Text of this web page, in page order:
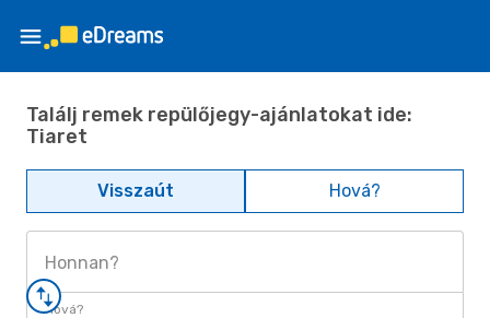
Találj remek repülőjegy-ajánlatokat ide:
Tiaret
Visszaút Hová?
Honnan?
Hová?